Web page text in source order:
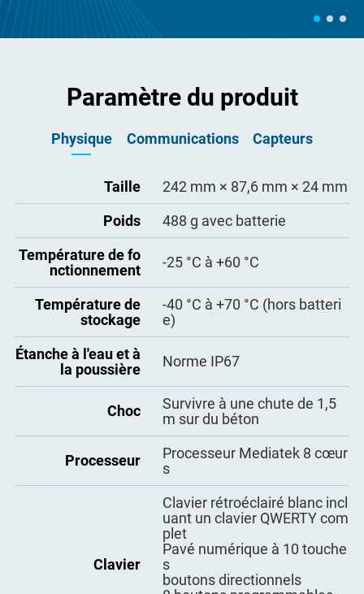
Paramètre du produit
Physique Communications Capteurs
Taille
242 mm × 87,6 mm × 24 mm
Poids
488 g avec batterie
Température de fo
nctionnement
-25 °C à +60 °C
Température de
stockage
-40 °C à +70 °C (hors batteri
e)
Étanche à l'eau et à
la poussière
Norme IP67
Choc
Survivre à une chute de 1,5
m sur du béton
Processeur
Processeur Mediatek 8 cœur
s
Clavier
Clavier rétroéclairé blanc incl
uant un clavier QWERTY com
plet
Pavé numérique à 10 touche
s
boutons directionnels
WIFI
802.11a/b/g/n/ac, double ba
nde 2,4G + 5G, prise en char
ge de l'itinérance rapide
Bluetooth
cendante
Type C
Prise en charge OTG, confor
me aux normes ESD (contac
t ±8 KV, air ±15 KV), EOS (VB
P (10,5 V, tension de tenue C
érieure à 24 V)
13,56 MHz, plage de lecture
20 mm - 50 mm, protocoles I
SO14443A/14443B/15693
GSM: B2/B3/B5/B8
WCDMA: B1/B2/B4/B5/B8
TDD-LTE: B34/B38/B39/B40/
B41
FDD-LTE: B1/B2/B3/B4/B5/B
7/B8/B12/ B17/B19/B20/B2
5/B28A/B28B
Capteur d'accéléra
tion (Support 3 axe
s)
Oui
Capteur gyroscopi
que
Oui
Capteur de
lumière
Oui
NFC
Boussole électroni
Galileo/GLONASS/
au niveau du signa